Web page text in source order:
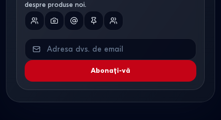
despre produse noi.
Abonați-vă